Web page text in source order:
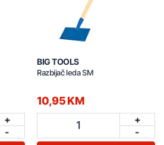
+
-
BIG TOOLS
Razbijač leda SM
10,95 KM
1
+
-